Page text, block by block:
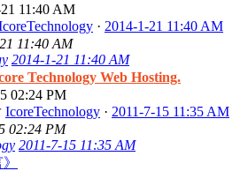
11:40 AM
· 2014-1-21 11:40 AM
11:40 AM
2014-1-21 11:40 AM
Technology Web Hosting.
02:24 PM
IcoreTechnology · 2011-7-15 11:35 AM
02:24 PM
2011-7-15 11:35 AM